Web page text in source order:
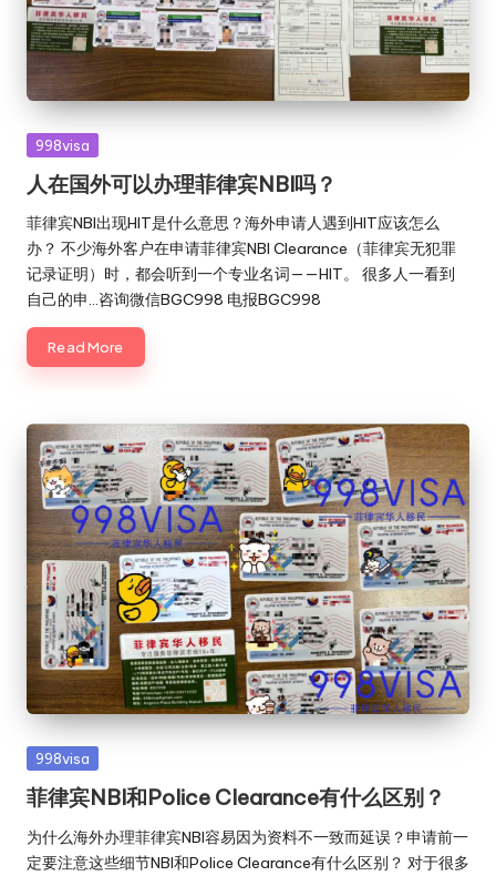
Posted
998visa
人在国外可以办理菲律宾NBI吗？
菲律宾NBI出现HIT是什么意思？海外申请人遇到HIT应该怎么
办？ 不少海外客户在申请菲律宾NBI Clearance（菲律宾无犯罪
记录证明）时，都会听到一个专业名词——HIT。 很多人一看到
自己的申…咨询微信BGC998 电报BGC998
Read More
Posted
in
998visa
菲律宾NBI和Police Clearance有什么区别？
为什么海外办理菲律宾NBI容易因为资料不一致而延误？申请前一
定要注意这些细节NBI和Police Clearance有什么区别？ 对于很多